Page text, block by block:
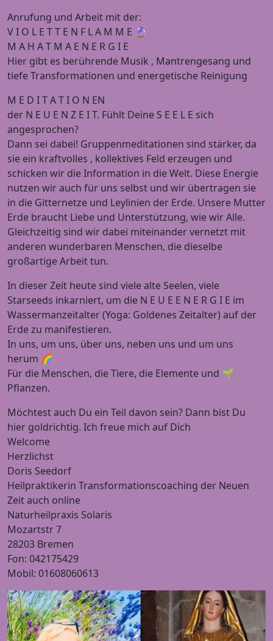
Anrufung und Arbeit mit der:
V I O L E T T E N F L A M M E 🔮
M A H A T M A E N E R G I E
Hier gibt es berührende Musik , Mantrengesang und
tiefe Transformationen und energetische Reinigung
M E D I T A T I O N EN
der N E U E N Z E I T. Fühlt Deine S E E L E sich
angesprochen?
Dann sei dabei! Gruppenmeditationen sind stärker, da
sie ein kraftvolles , kollektives Feld erzeugen und
schicken wir die Information in die Welt. Diese Energie
nutzen wir auch für uns selbst und wir übertragen sie
in die Gitternetze und Leylinien der Erde. Unsere Mutter
Erde braucht Liebe und Unterstützung, wie wir Alle.
Gleichzeitig sind wir dabei miteinander vernetzt mit
anderen wunderbaren Menschen, die dieselbe
großartige Arbeit tun.
In dieser Zeit heute sind viele alte Seelen, viele
Starseeds inkarniert, um die N E U E E N E R G I E im
Wassermanzeitalter (Yoga: Goldenes Zeitalter) auf der
Erde zu manifestieren.
In uns, um uns, über uns, neben uns und um uns
herum 🌈
Für die Menschen, die Tiere, die Elemente und 🌱
Pflanzen.
Möchtest auch Du ein Teil davon sein? Dann bist Du
hier goldrichtig. Ich freue mich auf Dich
Welcome
Herzlichst
Doris Seedorf
Heilpraktikerin Transformationscoaching der Neuen
Zeit auch online
Naturheilpraxis Solaris
Mozartstr 7
28203 Bremen
Fon: 042175429
Mobil: 01608060613